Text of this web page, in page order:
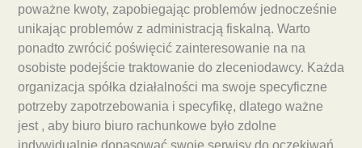
poważne kwoty, zapobiegając problemów jednocześnie
unikając problemów z administracją fiskalną. Warto
ponadto zwrócić poświęcić zainteresowanie na na
osobiste podejście traktowanie do zleceniodawcy. Każda
organizacja spółka działalności ma swoje specyficzne
potrzeby zapotrzebowania i specyfikę, dlatego ważne
jest , aby biuro biuro rachunkowe było zdolne